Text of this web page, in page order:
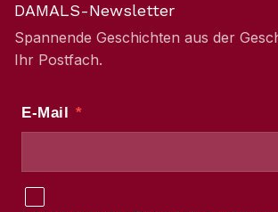
DAMALS-Newsletter
Spannende Geschichten aus der
Ihr Postfach.